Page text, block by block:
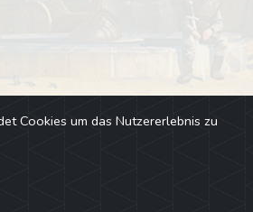
Cookies um das Nutzererlebnis zu